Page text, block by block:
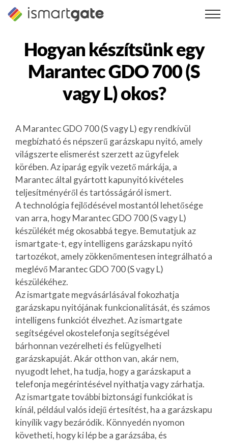
Ugrás
Hogyan készítsünk egy
Marantec GDO 700 (S
vagy L)okos?
A Marantec GDO 700 (S vagy L) egy rendkívül
megbízható és népszerű garázskapu nyitó, amely
világszerte elismerést szerzett az ügyfelek
körében. Az iparág egyik vezető márkája, a
Marantec által gyártott kapunyitó kivételes
teljesítményéről és tartósságáról ismert.
A technológia fejlődésével mostantól lehetősége
van arra, hogy Marantec GDO 700 (S vagy L)
készülékét még okosabbá tegye. Bemutatjuk az
ismartgate-t, egy intelligens garázskapu nyitó
tartozékot, amely zökkenőmentesen integrálható a
meglévő Marantec GDO 700 (S vagy L)
készülékéhez.
Az ismartgate megvásárlásával fokozhatja
garázskapu nyitójának funkcionalitását, és számos
intelligens funkciót élvezhet. Az ismartgate
segítségével okostelefonja segítségével
bárhonnan vezérelheti és felügyelheti
garázskapuját. Akár otthon van, akár nem,
nyugodt lehet, ha tudja, hogy a garázskaput a
telefonja megérintésével nyithatja vagy zárhatja.
Az ismartgate további biztonsági funkciókat is
kínál, például valós idejű értesítést, ha a garázskapu
kinyílik vagy bezáródik. Könnyedén nyomon
követheti, hogy ki lép be a garázsába, és